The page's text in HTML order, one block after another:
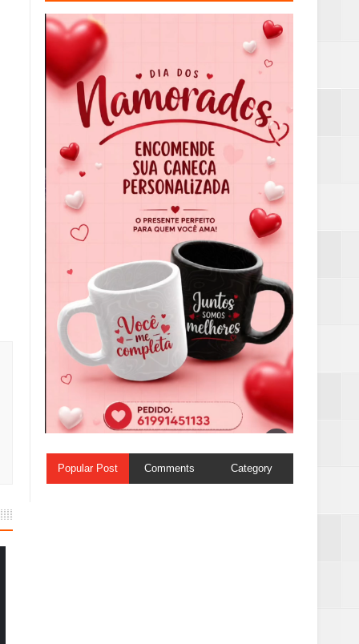
Popular Post Comments Category